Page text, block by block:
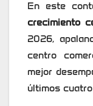
En este
crecimiento
2026,
centro
mejor
últimos